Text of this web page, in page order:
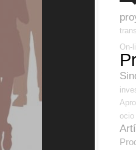
On-
ocio